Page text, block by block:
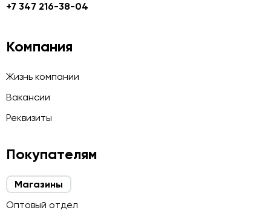
+7 347 216-38-04
Компания
Жизнь компании
Вакансии
Реквизиты
Покупателям
Магазины
Оптовый отдел